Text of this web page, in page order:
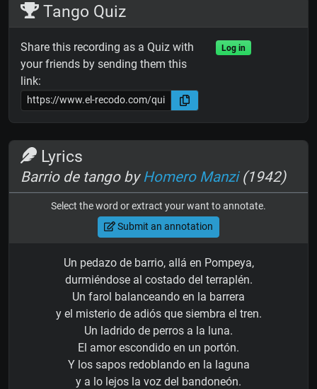
Tango Quiz
Share this recording as a Quiz with
your friends by sending them this
link:
Log in
Lyrics
Barrio de tango by Homero Manzi(1942)
Select the word or extract your want to annotate.
Submit an annotation
Un pedazo de barrio, allá en Pompeya,
durmiéndose al costado del terraplén.
Un farol balanceando en la barrera
y el misterio de adiós que siembra el tren.
Un ladrido de perros a la luna.
El amor escondido en un portón.
Y los sapos redoblando en la laguna
y a lo lejos la voz del bandoneón.